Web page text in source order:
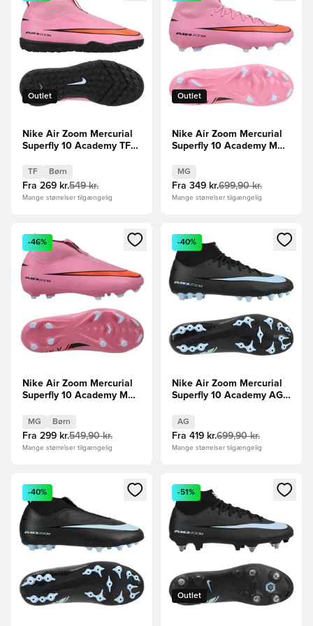
Outlet
Nike Air Zoom Mercurial
Superfly 10 Academy TF
Pink/Sort/Orange Børn
TF Børn
Fra 269 kr.549 kr.
Mange størrelser tilgængelig
Outlet
Nike Air Zoom Mercurial
Superfly 10 Academy MG
Pink/Sort/Orange
MG
Fra 349 kr.699,90 kr.
Mange størrelser tilgængelig
Åbner en Modal til at logge ind eller tilmelde dig som
-46%
Nike Air Zoom Mercurial
Superfly 10 Academy MG
Pink/Sort/Orange Børn
MG Børn
Fra 299 kr.549,90 kr.
Mange størrelser tilgængelig
Åbner en Modal til at logge
-40%
Nike Air Zoom Mercurial
Superfly 10 Academy AG
AG
Fra 419 kr.699,90 kr.
Mange størrelser tilgængelig
Åbner en Modal til at logge ind eller tilmelde dig som
-40%
Åbner en Modal til at logge
Outlet
-51%